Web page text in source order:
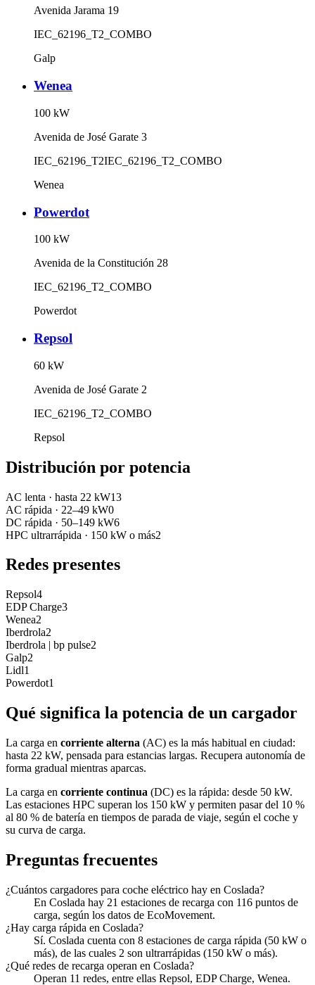
Avenida Jarama 19
IEC_62196_T2_COMBO
Galp
Wenea
100 kW
Avenida de José Garate 3
IEC_62196_T2IEC_62196_T2_COMBO
Wenea
Powerdot
100 kW
Avenida de la Constitución 28
IEC_62196_T2_COMBO
Powerdot
Repsol
60 kW
Avenida de José Garate 2
IEC_62196_T2_COMBO
Repsol
Distribución por potencia
AC lenta · hasta 22 kW13
AC rápida · 22–49 kW0
DC rápida · 50–149 kW6
HPC ultrarrápida · 150 kW o más2
Redes presentes
Repsol4
EDP Charge3
Wenea2
Iberdrola2
Iberdrola | bp pulse2
Galp2
Lidl1
Powerdot1
Qué significa la potencia de un cargador
La carga en corriente alterna (AC) es la más habitual en ciudad:
hasta 22 kW, pensada para estancias largas. Recupera autonomía de
forma gradual mientras aparcas.
La carga en corriente continua (DC) es la rápida: desde 50 kW.
Las estaciones HPC superan los 150 kW y permiten pasar del 10 %
al 80 % de batería en tiempos de parada de viaje, según el coche y
su curva de carga.
Preguntas frecuentes
¿Cuántos cargadores para coche eléctrico hay en Coslada?
En Coslada hay 21 estaciones de recarga con 116 puntos de
carga, según los datos de EcoMovement.
¿Hay carga rápida en Coslada?
Sí. Coslada cuenta con 8 estaciones de carga rápida (50 kW o
más), de las cuales 2 son ultrarrápidas (150 kW o más).
¿Qué redes de recarga operan en Coslada?
Operan 11 redes, entre ellas Repsol, EDP Charge, Wenea.